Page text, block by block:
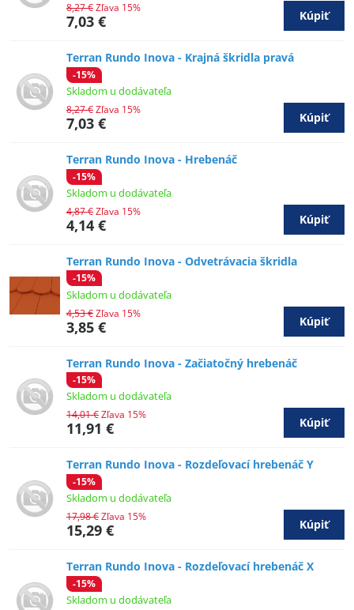
7,03 €
8,27 €Zľava 15%
Kúpiť
Terran Rundo Inova - Krajná škridla pravá
-15%
Skladom u dodávateľa
7,03 €
8,27 €Zľava 15%
Kúpiť
Terran Rundo Inova - Hrebenáč
-15%
Skladom u dodávateľa
4,14 €
4,87 €Zľava 15%
Kúpiť
Terran Rundo Inova - Odvetrávacia škridla
-15%
Skladom u dodávateľa
3,85 €
4,53 €Zľava 15%
Kúpiť
Terran Rundo Inova - Začiatočný hrebenáč
-15%
Skladom u dodávateľa
11,91 €
14,01 €Zľava 15%
Kúpiť
Terran Rundo Inova - Rozdeľovací hrebenáč Y
-15%
Skladom u dodávateľa
15,29 €
17,98 €Zľava 15%
Kúpiť
Terran Rundo Inova - Rozdeľovací hrebenáč X
-15%
Skladom u dodávateľa